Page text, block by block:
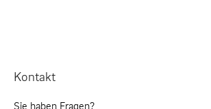
Kontakt
Sie haben Fragen?